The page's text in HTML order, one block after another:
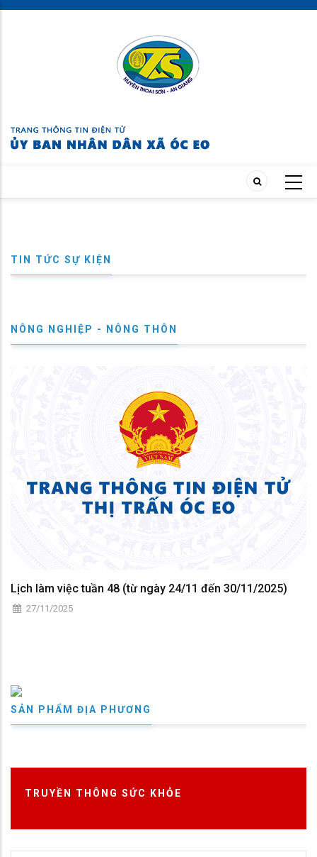
Skip
TIN TỨC SỰ KIỆN
NÔNG NGHIỆP - NÔNG THÔN
Lịch làm việc tuần 48 (từ ngày 24/11 đến 30/11/2025)
27/11/2025
SẢN PHẨM ĐỊA PHƯƠNG
TRUYỀN THÔNG SỨC KHỎE